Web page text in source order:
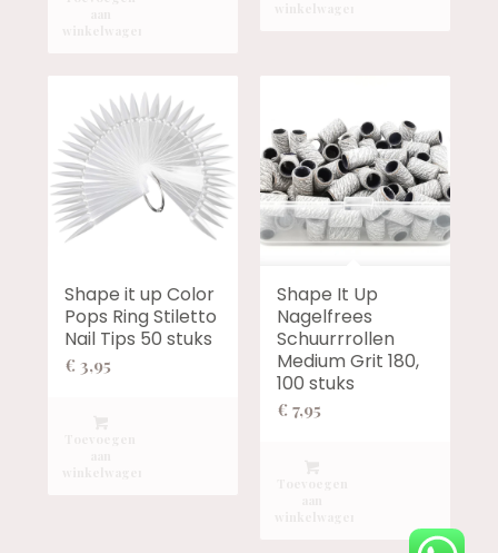
Shape it up Color
Pops Ring Stiletto
Nail Tips 50 stuks
€ 3,95
Shape It Up
Nagelfrees
Schuurrrollen
Medium Grit 180,
100 stuks
€ 7,95